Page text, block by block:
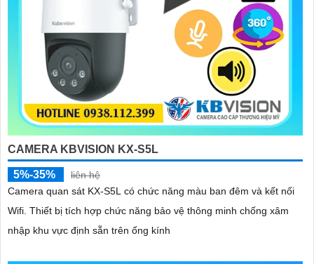
CAMERA KBVISION KX-S5L
5%-35%
liên hệ
Camera quan sát KX-S5L có chức năng màu ban đêm và kết nối
Wifi. Thiết bị tích hợp chức năng bảo vệ thông minh chống xâm
nhập khu vực định sẵn trên ống kính